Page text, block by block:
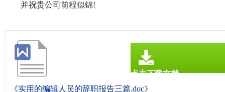
并祝贵公司前程似锦!
《实用的编辑人员的辞职报告三篇.doc》
点击下载文档
文档为doc格式